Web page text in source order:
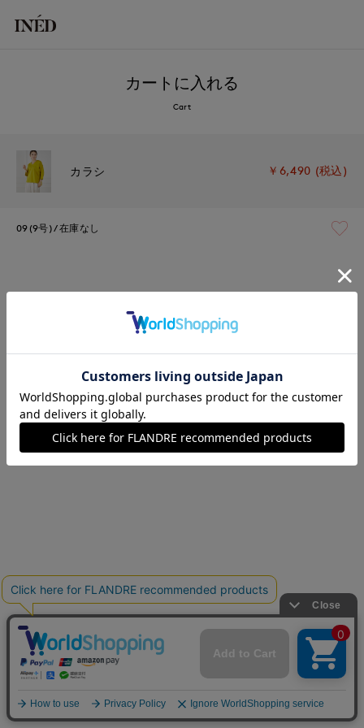
カートに入れる
Cart
カラシ ￥6,490 (税込)
09(9号) 在庫なし